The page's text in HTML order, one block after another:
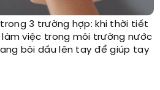
3 trường hợp: khi thời tiết
làm việc trong môi trường nước
bôi dầu lên tay để giúp tay